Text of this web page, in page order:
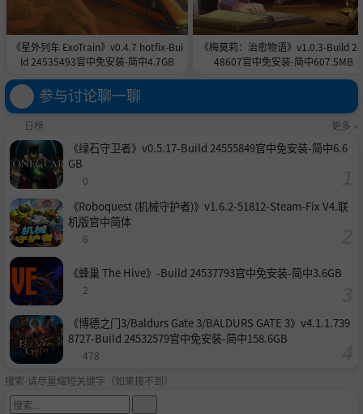
《星外列车 ExoTrain》v0.4.7 hotfix-Bui
ld 24535493官中免安装-简中4.7GB
《梅莫莉：治愈物语》v1.0.3-Build
48607官中免安装-简中607.5MB
参与讨论聊一聊
日榜 更多 »
《绿石守卫者》v0.5.17-Build 24555849官中免安装-简中6.6
GB
0
《Roboquest (机械守护者)》v1.6.2-51812-Steam-Fix V4.联
机版官中简体
6
《蜂巢 The Hive》-Build 24537793官中免安装-简中3.6GB
2
《博德之门3/Baldurs Gate 3/BALDURS GATE 3》v4.1.1.739
8727-Build 24532579官中免安装-简中158.6GB
478
搜索-请尽量缩短关键字（如果搜不到）